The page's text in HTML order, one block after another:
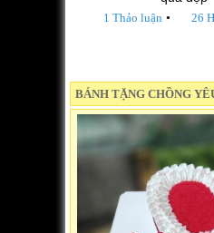
1 Thảo luận • 26
BÁNH TẶNG CHỒNG